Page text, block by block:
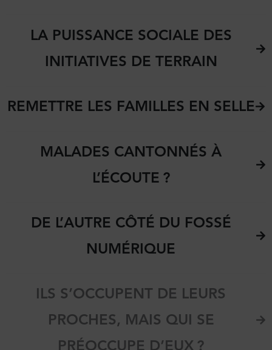
LA PUISSANCE SOCIALE DES
INITIATIVES DE TERRAIN
REMETTRE LES FAMILLES EN SELLE
MALADES CANTONNÉS À
L’ÉCOUTE ?
DE L’AUTRE CÔTÉ DU FOSSÉ
NUMÉRIQUE
ILS S’OCCUPENT DE LEURS
PROCHES, MAIS QUI SE
PRÉOCCUPE D’EUX ?